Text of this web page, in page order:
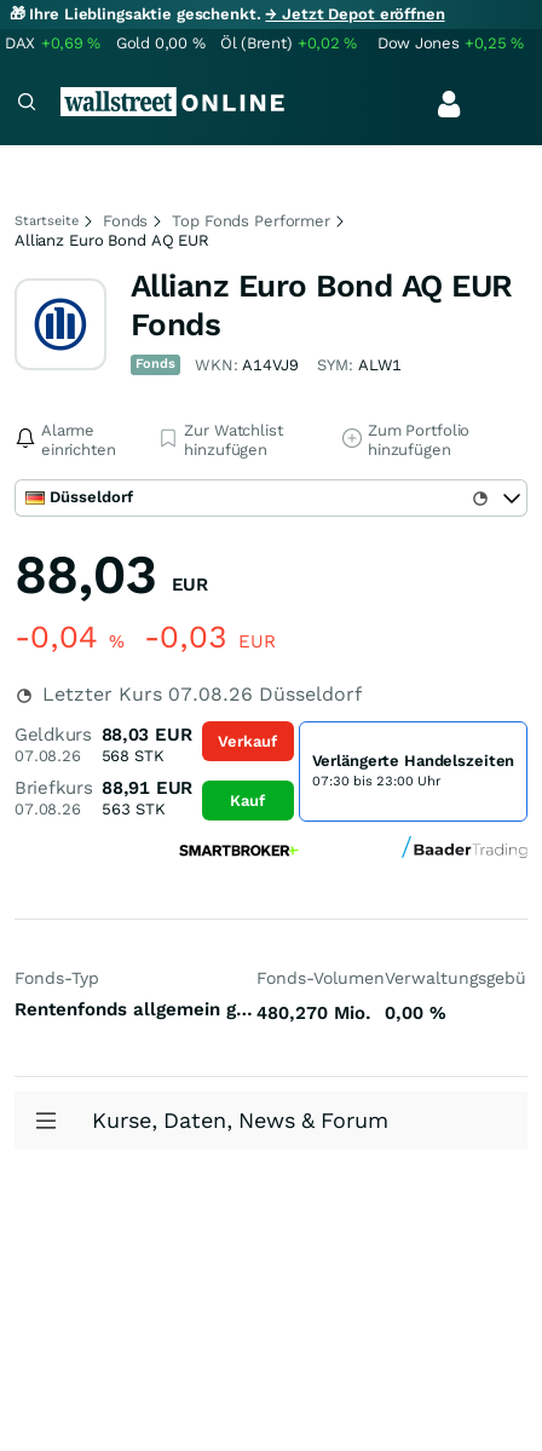
🎁 Ihre Lieblingsaktie geschenkt.→ Jetzt Depot eröffnen
DAX +0,69% Gold 0,00 % Öl (Brent) +0,02% Dow Jones +0,25%
Startseite Fonds
Top Fonds Performer
Allianz Euro Bond AQ EUR
Allianz Euro Bond AQ EUR
Fonds
Fonds WKN:A14VJ9 SYM: ALW1
Alarme
einrichten
Zur Watchlist
hinzufügen
Zum Portfolio
hinzufügen
Düsseldorf
88,03 EUR
-0,04 % -0,03 EUR
Letzter Kurs 07.08.26 Düsseldorf
Geldkurs
07.08.26
88,03 EUR
568 STK
Briefkurs
07.08.26
88,91 EUR
563 STK
Verkauf
Kauf
Verlängerte Handelszeiten
07:30 bis 23:00 Uhr
Fonds-Typ
Rentenfonds allgemein gemischte Laufzeiten Welt Euro
Fonds-Volumen
480,270 Mio. 0,00 %
Kurse, Daten, News & Forum